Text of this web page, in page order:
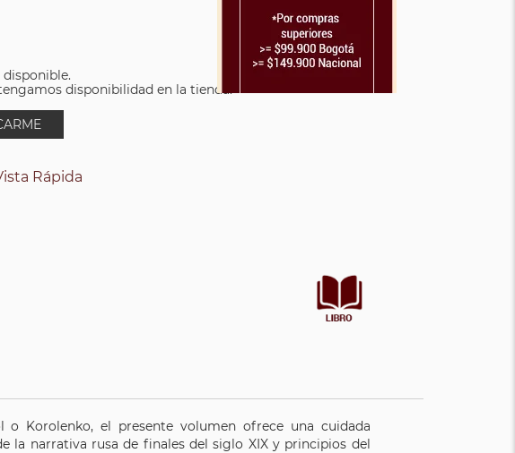
disponibilidad en la tienda.
Rápida
Korolenko, el presente volumen ofrece una cuidada
la narrativa rusa de finales del siglo XIX y principios del